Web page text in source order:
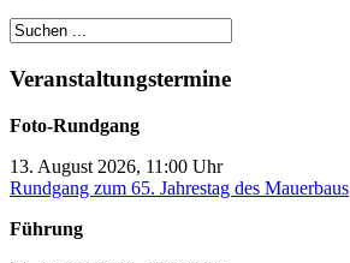
Veranstaltungstermine
Foto-Rundgang
13. August 2026, 11:00 Uhr
Rundgang zum 65. Jahrestag des Mauerbaus
Führung